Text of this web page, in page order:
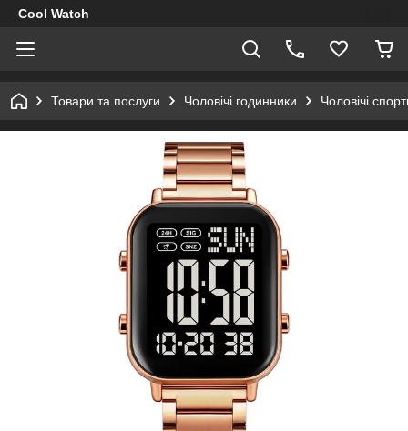
Cool Watch
Товари та послуги Чоловічі годинники Чоловічі